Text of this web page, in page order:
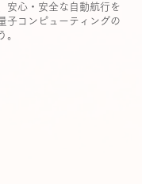
安心・安全な自動航行を
子コンピューティングの
。